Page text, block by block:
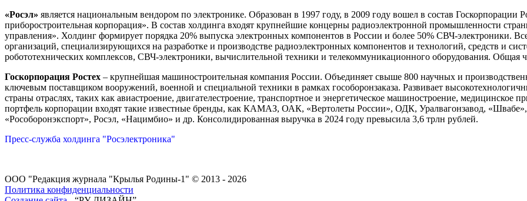
«Росэл» является национальным вендором по электронике. Образован в 1997 году, в 2009 году вошел в состав Госкорпорации
приборостроительная корпорация». В состав холдинга входят крупнейшие концерны радиоэлектронной промышленности
управления». Холдинг формирует порядка 20% выпуска электронных компонентов в России и более 50% СВЧ-электроники.
организаций, специализирующихся на разработке и производстве радиоэлектронных компонентов и технологий, средств и
робототехнических комплексов, СВЧ-электроники, вычислительной техники и телекоммуникационного оборудования. Общая
Госкорпорация Ростех – крупнейшая машиностроительная компания России. Объединяет свыше 800 научных и
ключевым поставщиком вооружений, военной и специальной техники в рамках гособоронзаказа. Развивает
страны отраслях, таких как авиастроение, двигателестроение, транспортное и энергетическое машиностроение,
портфель корпорации входят такие известные бренды, как КАМАЗ, ОАК, «Вертолеты России», ОДК, Уралвагонзавод,
«Рособоронэкспорт», Росэл, «Нацимбио» и др. Консолидированная выручка в 2024 году превысила 3,6 трлн рублей.
Пресс-служба холдинга "Росэлектроника"
ООО "Редакция журнала "Крылья Родины-1" © 2013 - 2026
Политика конфиденциальности